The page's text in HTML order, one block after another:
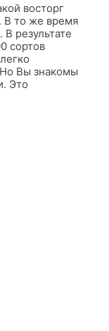
восторг
В то же время
результате
сортов
Вы знакомы
Это